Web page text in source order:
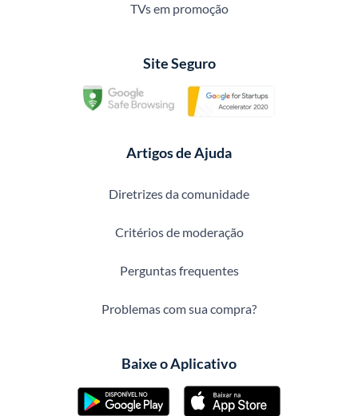
TVs em promoção
Site Seguro
Artigos de Ajuda
Diretrizes da comunidade
Critérios de moderação
Perguntas frequentes
Problemas com sua compra?
Baixe o Aplicativo